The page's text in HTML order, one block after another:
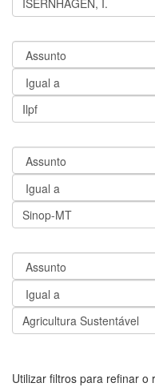
Utilizar filtros para refinar o